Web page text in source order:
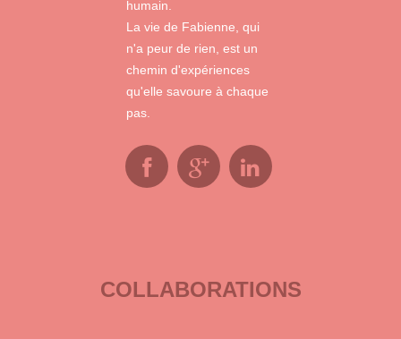
humain.
La vie de Fabienne, qui
n'a peur de rien, est un
chemin d'expériences
qu'elle savoure à chaque
pas.
COLLABORATIONS